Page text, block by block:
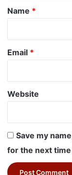
*
Name *
Email *
Website
Save my
for the next